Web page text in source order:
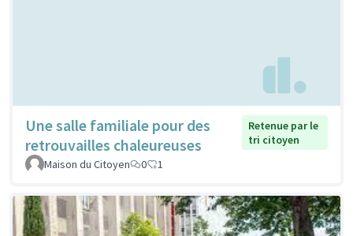
Une salle familiale pour des
retrouvailles chaleureuses
Retenue par le
tri citoyen
Maison du Citoyen
0 1